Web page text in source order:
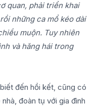
quan, phải triển khai
những ca mổ kéo dài
muộn. Tuy nhiên
và hăng hái trong
đến hồi kết, cũng có
đoàn tụ với gia đình